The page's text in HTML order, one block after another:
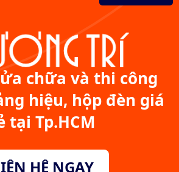
chữa và thi công
hiệu, hộp đèn giá
tại Tp.HCM
HỆ NGAY